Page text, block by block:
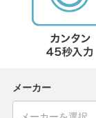
メーカー